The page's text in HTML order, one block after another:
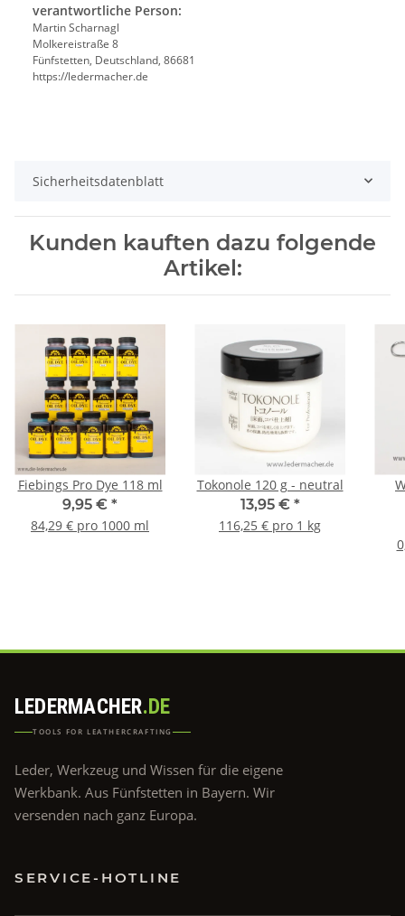
verantwortliche Person:
Martin Scharnagl
Molkereistraße 8
Fünfstetten, Deutschland, 86681
https://ledermacher.de
Sicherheitsdatenblatt
Kunden kauften dazu folgende
Artikel:
Fiebings Pro Dye 118 ml
9,95 € *
84,29 € pro 1000 ml
Tokonole 120 g - neutral
13,95 € *
116,25 € pro 1 kg
LEDERMACHER.DE
TOOLS FOR LEATHERCRAFTING
Leder, Werkzeug und Wissen für die eigene
Werkbank. Aus Fünfstetten in Bayern. Wir
versenden nach ganz Europa.
SERVICE-HOTLINE